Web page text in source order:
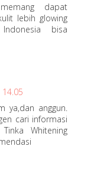
dapat
lebih glowing
bisa
14.05
ya,dan anggun.
cari informasi
Whitening